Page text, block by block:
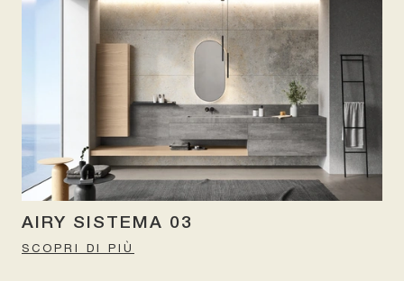
AIRY SISTEMA 03
SCOPRI DI PIÙ